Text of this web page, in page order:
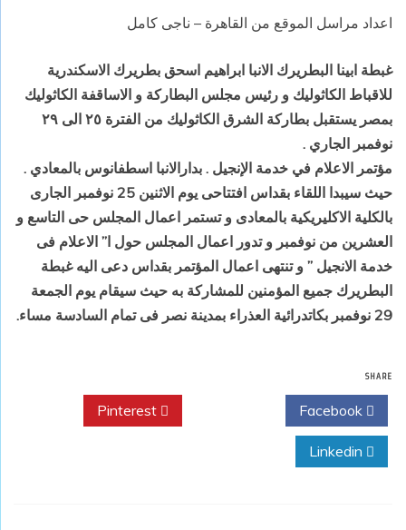
اعداد مراسل الموقع من القاهرة – ناجى كامل
غبطة ابينا البطريرك الانبا ابراهيم اسحق بطريرك الاسكندرية
للاقباط الكاثوليك و رئيس مجلس البطاركة و الاساقفة الكاثوليك
بمصر يستقبل بطاركة الشرق الكاثوليك من الفترة ٢٥ الى ٢٩
نوفمبر الجاري .
مؤتمر الاعلام في خدمة الإنجيل . بدارالانبا اسطفانوس بالمعادي .
حيث سيبدا اللقاء بقداس افتتاحى يوم الاثنين 25 نوفمبر الجارى
بالكلية الاكليريكية بالمعادى و تستمر اعمال المجلس حى التاسع و
العشرين من نوفمبر و تدور اعمال المجلس حول ا” الاعلام فى
خدمة الانجيل ” و تنتهى اعمال المؤتمر بقداس دعى اليه غبطة
البطريرك جميع المؤمنين للمشاركة به حيث سيقام يوم الجمعة
29 نوفمبر بكاتدرائية العذراء بمدينة نصر فى تمام السادسة مساء.
SHARE